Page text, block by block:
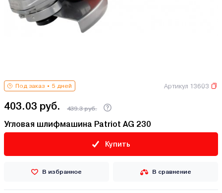
Под заказ 5 дней Артикул 13603
403.03 руб. 439.3 руб.
Угловая шлифмашина Patriot AG 230
Купить
В избранное В сравнение